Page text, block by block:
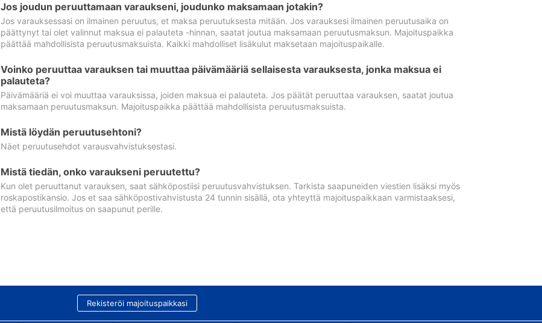
Jos joudun peruuttamaan varaukseni, joudunko maksamaan jotakin?
Jos varauksessasi on ilmainen peruutus, et maksa peruutuksesta mitään. Jos varauksesi ilmainen peruutusaika on
päättynyt tai olet valinnut maksua ei palauteta -hinnan, saatat joutua maksamaan peruutusmaksun. Majoituspaikka
päättää mahdollisista peruutusmaksuista. Kaikki mahdolliset lisäkulut maksetaan majoituspaikalle.
Voinko peruuttaa varauksen tai muuttaa päivämääriä sellaisesta varauksesta, jonka maksua ei
palauteta?
Päivämääriä ei voi muuttaa varauksissa, joiden maksua ei palauteta. Jos päätät peruuttaa varauksen, saatat joutua
maksamaan peruutusmaksun. Majoituspaikka päättää mahdollisista peruutusmaksuista.
Mistä löydän peruutusehtoni?
Näet peruutusehdot varausvahvistuksestasi.
Mistä tiedän, onko varaukseni peruutettu?
Kun olet peruuttanut varauksen, saat sähköpostiisi peruutusvahvistuksen. Tarkista saapuneiden viestien lisäksi myös
roskapostikansio. Jos et saa sähköpostivahvistusta 24 tunnin sisällä, ota yhteyttä majoituspaikkaan varmistaaksesi,
että peruutusilmoitus on saapunut perille.
Rekisteröi majoituspaikkasi